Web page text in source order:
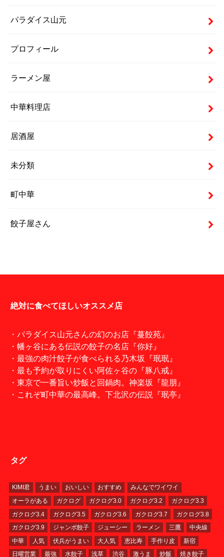
パラダイス山元
プロフィール
ラーメン屋
中華料理店
居酒屋
未分類
町中華
餃子屋さん
絶対に食べてほしいオススメ店
・パラダイス山元さんの幻のお店『蔓餃苑』
・幡ヶ谷にある伝説の餃子の名店『你好』
・最強の肉汁餃子が食べられる乃木坂『珉珉』
・最も予約が取りにくい阿佐ヶ谷の『豚八戒』
・東京で一番旨い炒飯と回鍋肉。神楽坂『龍朋』
・これぞ町中華の最高峰。下北沢の伝説『珉亭』
タグ
KIMI君 うまい おいしい おすすめ
みんなでワイワイ
オーラがある
ガクログ ガクログ3.0 ガクログ3.2
ガクログ3.3
ガクログ3.4
ガクログ3.5 ガクログ3.6 ガクログ3.7
ガクログ3.8
ガクログ3.9
ジャンボ餃子 ジューシー ラーメン 三鷹
中央線
中華
人気 伏兵がうまい 大人気 恵比寿 手作り皮
新宿
日曜営業
最強 水餃子 浅草 渋谷 激うま 炒飯 焼き餃子